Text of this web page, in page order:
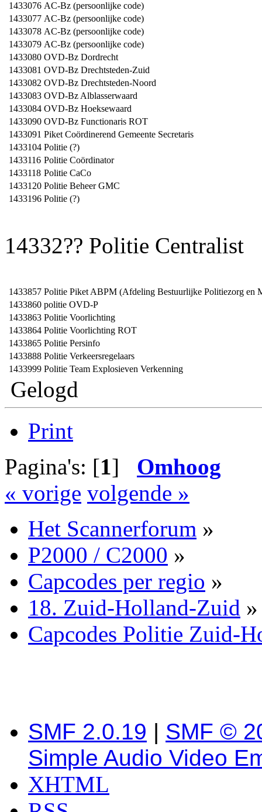
1433076 AC-Bz (persoonlijke code)
1433077 AC-Bz (persoonlijke code)
1433078 AC-Bz (persoonlijke code)
1433079 AC-Bz (persoonlijke code)
1433080 OVD-Bz Dordrecht
1433081 OVD-Bz Drechtsteden-Zuid
1433082 OVD-Bz Drechtsteden-Noord
1433083 OVD-Bz Alblasserwaard
1433084 OVD-Bz Hoeksewaard
1433090 OVD-Bz Functionaris ROT
1433091 Piket Coördinerend Gemeente Secretaris
1433104 Politie (?)
1433116 Politie Coördinator
1433118 Politie CaCo
1433120 Politie Beheer GMC
1433196 Politie (?)
14332?? Politie Centralist
1433857 Politie Piket ABPM (Afdeling Bestuurlijke Politiezorg en
1433860 politie OVD-P
1433863 Politie Voorlichting
1433864 Politie Voorlichting ROT
1433865 Politie Persinfo
1433888 Politie Verkeersregelaars
1433999 Politie Team Explosieven Verkenning
Gelogd
Print
Pagina's: [1] Omhoog
« vorige volgende »
Het Scannerforum »
P2000 / C2000 »
Capcodes per regio »
18. Zuid-Holland-Zuid »
Capcodes Politie Zuid-
SMF 2.0.19 | SMF ©
Simple Audio Video
XHTML